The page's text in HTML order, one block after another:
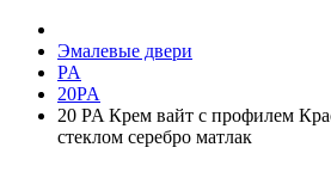
Эмалевые двери
PA
20PA
20 PA Крем вайт с профилем
стеклом серебро матлак